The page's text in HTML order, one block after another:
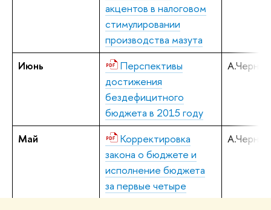
акцентов в налоговом
стимулировании
производства мазута
Июнь
Перспективы
достижения
бездефицитного
бюджета в 2015 году
Май
Корректировка
закона о бюджете и
исполнение бюджета
за первые четыре
месяца